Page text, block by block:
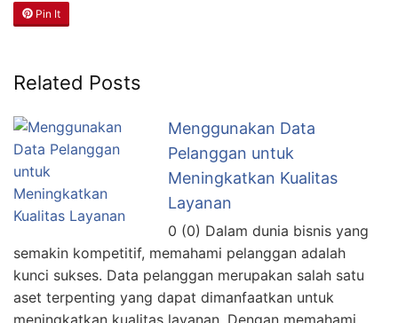
Pin It
Related Posts
Menggunakan Data
Pelanggan untuk
Meningkatkan Kualitas
Layanan
0 (0) Dalam dunia bisnis yang
semakin kompetitif, memahami pelanggan adalah
kunci sukses. Data pelanggan merupakan salah satu
aset terpenting yang dapat dimanfaatkan untuk
meningkatkan kualitas layanan. Dengan memahami